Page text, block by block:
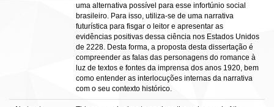
uma alternativa possível para esse infortúnio social
brasileiro. Para isso, utiliza-se de uma narrativa
futurística para fisgar o leitor e apresentar as
evidências positivas dessa ciência nos Estados Unidos
de 2228. Desta forma, a proposta desta dissertação é
compreender as falas das personagens do romance à
luz de textos e fontes da imprensa dos anos 1920, bem
como entender as interlocuções internas da narrativa
com o seu contexto histórico.